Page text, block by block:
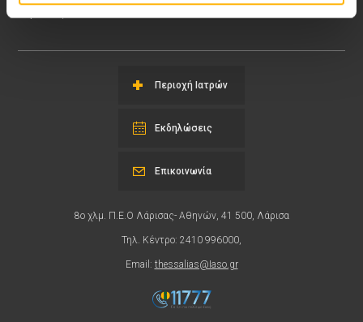
υγείας.
Περιοχή Ιατρών
Εκδηλώσεις
8ο χλμ. Π.Ε.Ο Λάρισας- Αθηνών, 41 500, Λάρισα
Τηλ. Κέντρο: 2410 996000,
Email: thessalias@Iaso.gr
Επικοινωνία